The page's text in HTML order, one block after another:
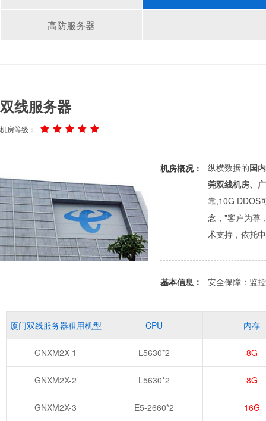
高防服务器
双线服务器
机房等级：
机房概况： 纵横数据的国
莞双线机房、
靠,10G DDOS
念，"客户为尊
术支持，依托
基本信息： 安全保障：监
厦门双线服务器租用机型 CPU 内存
GNXM2X-1 L5630*2 8G
GNXM2X-2 L5630*2 8G
GNXM2X-3 E5-2660*2 16G